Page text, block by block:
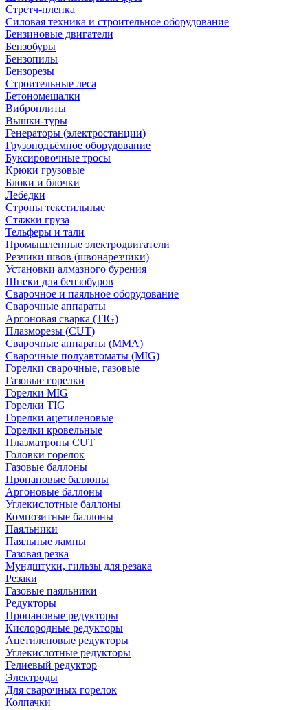
Стретч-пленка
Силовая техника и строительное оборудование
Бензиновые двигатели
Бензобуры
Бензопилы
Бензорезы
Строительные леса
Бетономешалки
Виброплиты
Вышки-туры
Генераторы (электростанции)
Грузоподъёмное оборудование
Буксировочные тросы
Крюки грузовые
Блоки и блочки
Лебёдки
Стропы текстильные
Стяжки груза
Тельферы и тали
Промышленные электродвигатели
Резчики швов (швонарезчики)
Установки алмазного бурения
Шнеки для бензобуров
Сварочное и паяльное оборудование
Сварочные аппараты
Аргоновая сварка (TIG)
Плазморезы (CUT)
Сварочные аппараты (MMA)
Сварочные полуавтоматы (MIG)
Горелки сварочные, газовые
Газовые горелки
Горелки MIG
Горелки TIG
Горелки ацетиленовые
Горелки кровельные
Плазматроны CUT
Головки горелок
Газовые баллоны
Пропановые баллоны
Аргоновые баллоны
Углекислотные баллоны
Композитные баллоны
Паяльники
Паяльные лампы
Газовая резка
Мундштуки, гильзы для резака
Резаки
Газовые паяльники
Редукторы
Пропановые редукторы
Кислородные редукторы
Ацетиленовые редукторы
Углекислотные редукторы
Гелиевый редуктор
Электроды
Для сварочных горелок
Колпачки